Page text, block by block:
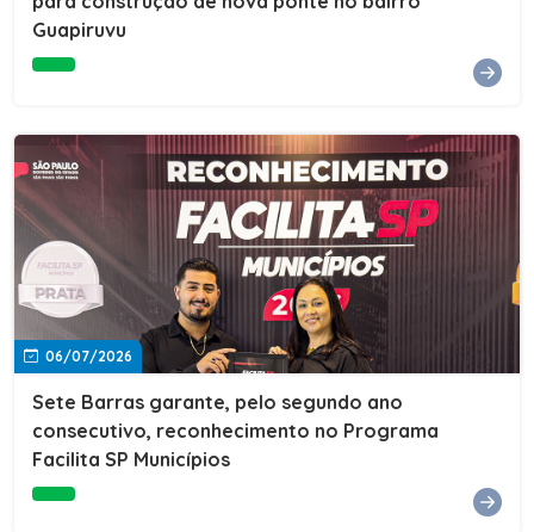
Guapiruvu
06/07/2026
Sete Barras garante, pelo segundo ano
consecutivo, reconhecimento no Programa
Facilita SP Municípios